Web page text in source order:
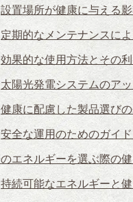
設置場所が健康に与える
定期的なメンテナンスに
効果的な使用方法とその
太陽光発電システムのア
健康に配慮した製品選び
安全な運用のためのガイ
エネルギーを選ぶ際の
持続可能なエネルギーと